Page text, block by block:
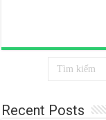
Recent Posts